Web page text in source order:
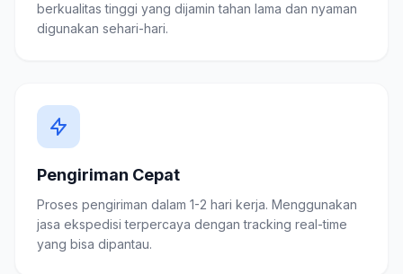
berkualitas tinggi yang dijamin tahan lama dan nyaman
digunakan sehari-hari.
Pengiriman Cepat
Proses pengiriman dalam 1-2 hari kerja. Menggunakan
jasa ekspedisi terpercaya dengan tracking real-time
yang bisa dipantau.